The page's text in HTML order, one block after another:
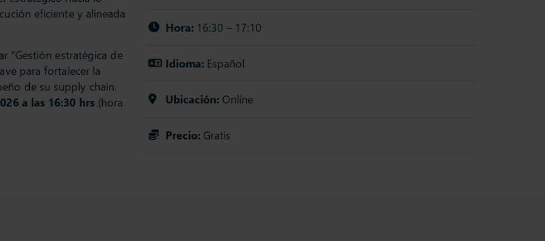
eficiente y alineada
“Gestión estratégica de
para fortalecer la
de su supply chain.
a las 16:30 hrs(hora
Hora: 16:30 – 17:10
Idioma: Español
Ubicación: Online
Precio: Gratis